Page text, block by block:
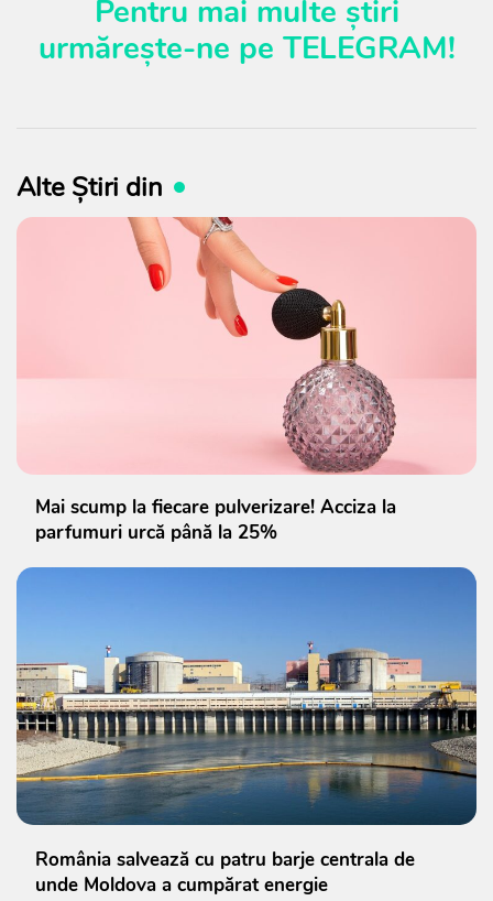
Pentru mai multe știri
urmărește-ne pe TELEGRAM!
Alte Știri din
Mai scump la fiecare pulverizare! Acciza la
parfumuri urcă până la 25%
România salvează cu patru barje centrala de
unde Moldova a cumpărat energie